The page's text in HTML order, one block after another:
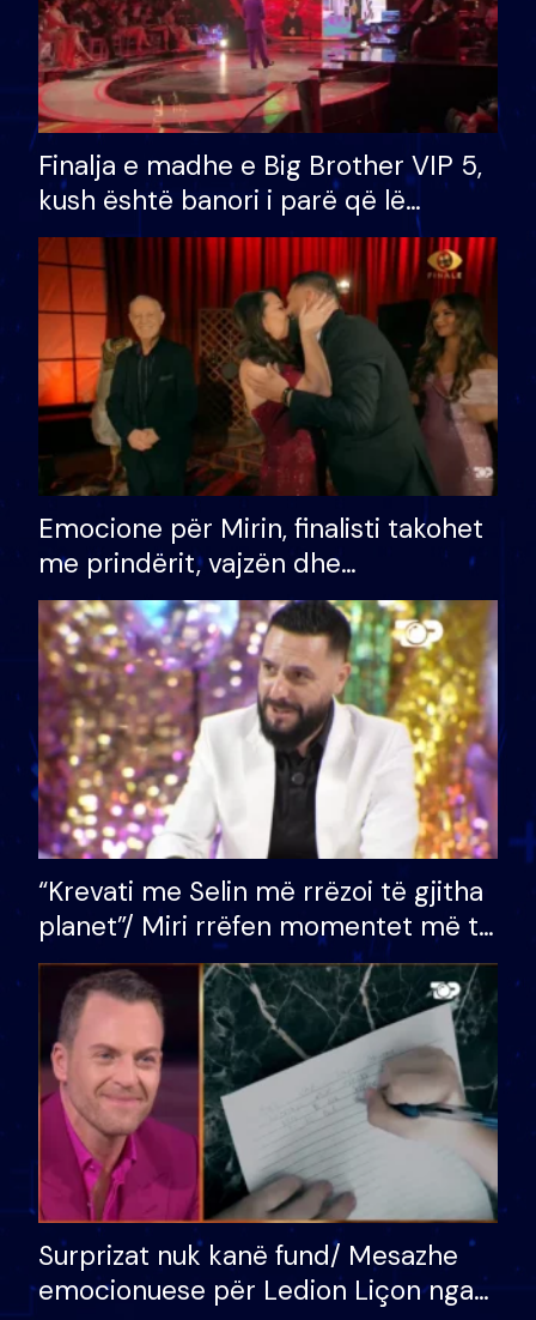
Finalja e madhe e Big Brother VIP 5,
kush është banori i parë që lë
shtëpinë dhe humb mundësinë për
të fituar çmimin e madh
Emocione për Mirin, finalisti takohet
me prindërit, vajzën dhe
bashkëshorten: S’kemi ndonjë letër
divorci apo jo?
“Krevati me Selin më rrëzoi të gjitha
planet”/ Miri rrëfen momentet më të
bukura në shtëpinë e BB VIP: Do më
mungojë zilja e mëngjesit kur…
Surprizat nuk kanë fund/ Mesazhe
emocionuese për Ledion Liçon nga